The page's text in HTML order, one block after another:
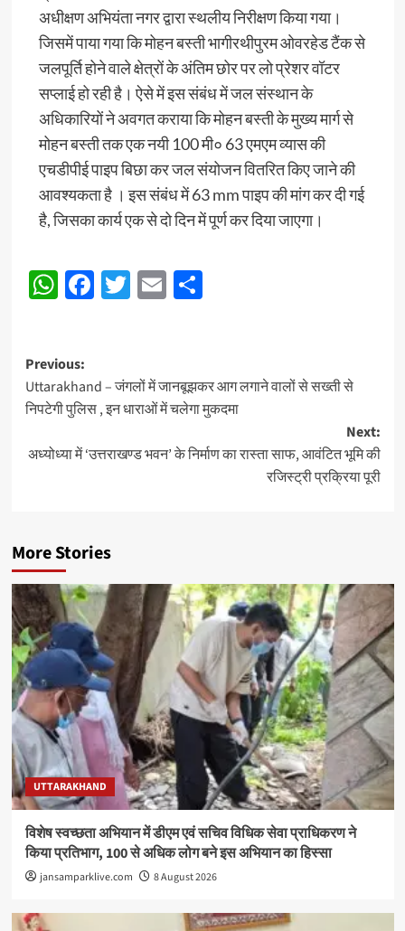
अधीक्षण अभियंता नगर द्वारा स्थलीय निरीक्षण किया गया।
जिसमें पाया गया कि मोहन बस्ती भागीरथीपुरम ओवरहेड टैंक से
जलपूर्ति होने वाले क्षेत्रों के अंतिम छोर पर लो प्रेशर वॉटर
सप्लाई हो रही है। ऐसे में इस संबंध में जल संस्थान के
अधिकारियों ने अवगत कराया कि मोहन बस्ती के मुख्य मार्ग से
मोहन बस्ती तक एक नयी 100 मी० 63 एमएम व्यास की
एचडीपीई पाइप बिछा कर जल संयोजन वितरित किए जाने की
आवश्यकता है । इस संबंध में 63 mm पाइप की मांग कर दी गई
है, जिसका कार्य एक से दो दिन में पूर्ण कर दिया जाएगा।
WhatsApp
Facebook
Twitter
EmailShare
Post
navigation
Previous:
Uttarakhand – जंगलों में जानबूझकर आग लगाने वालों से सख्ती से
निपटेगी पुलिस , इन धाराओं में चलेगा मुकदमा
Next:
अध्योध्या में ‘उत्तराखण्ड भवन’ के निर्माण का रास्ता साफ, आवंटित भूमि की
रजिस्ट्री प्रक्रिया पूरी
More Stories
UTTARAKHAND
विशेष स्वच्छता अभियान में डीएम एवं सचिव विधिक सेवा प्राधिकरण ने
किया प्रतिभाग, 100 से अधिक लोग बने इस अभियान का हिस्सा
jansamparklive.com 8 August 2026